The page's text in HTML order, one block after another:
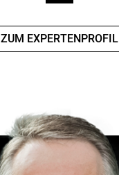
ZUM EXPERTENPROFIL